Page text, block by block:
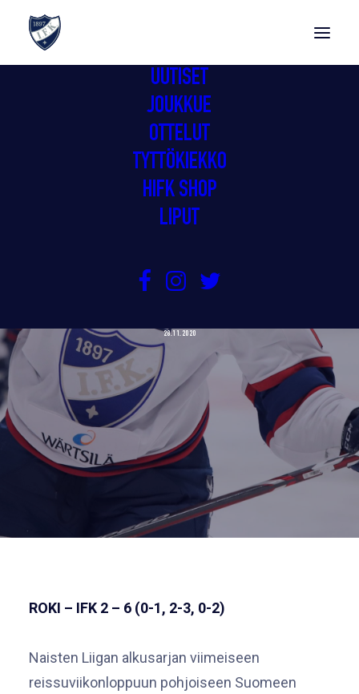
UUTISET
JOUKKUE
OTTELUT
TYTTÖKIEKKO
HIFK SHOP
LIPUT
GIMMAT NAPPASI VIERASVOITON
28.11.2020
ROKI – IFK 2 – 6 (0-1, 2-3, 0-2)
Naisten Liigan alkusarjan viimeiseen
reissuviikonloppuun pohjoiseen Suomeen